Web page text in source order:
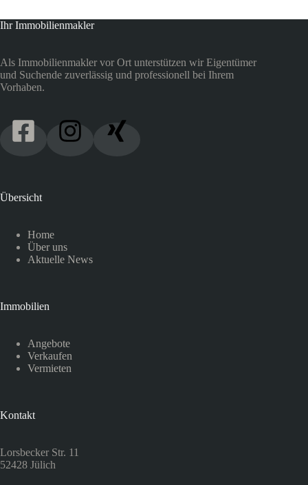
Ihr Immobilienmakler
Als Immobilienmakler vor Ort unterstützen wir Eigentümer
und Suchende zuverlässig und professionell bei Ihrem
Vorhaben.
Übersicht
Home
Über uns
Aktuelle News
Immobilien
Angebote
Verkaufen
Vermieten
Kontakt
Lorsbecker Str. 11
52428 Jülich